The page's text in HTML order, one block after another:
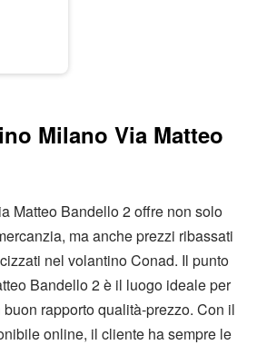
Milano Via Matteo
Matteo Bandello 2 offre non solo
ma anche prezzi ribassati
nel volantino Conad. Il punto
Bandello 2 è il luogo ideale per
rapporto qualità-prezzo. Con il
online, il cliente ha sempre le